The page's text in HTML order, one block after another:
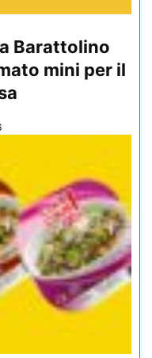
Barattolino
mini per il